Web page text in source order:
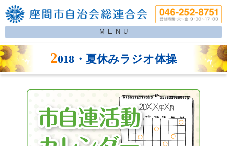
MENU
2018・夏休みラジオ体操